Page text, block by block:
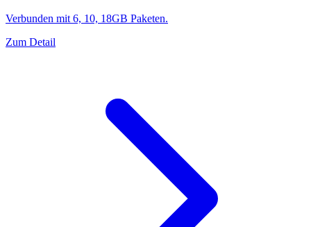
Verbunden mit 6, 10, 18GB Paketen.
Zum Detail